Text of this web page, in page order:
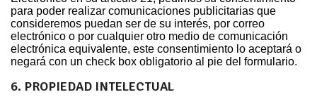
para poder realizar comunicaciones publicitarias que
consideremos puedan ser de su interés, por correo
electrónico o por cualquier otro medio de comunicación
electrónica equivalente, este consentimiento lo aceptará o
negará con un check box obligatorio al pie del formulario.
6. PROPIEDAD INTELECTUAL